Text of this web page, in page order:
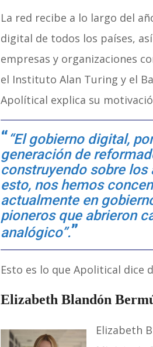
La red recibe a lo largo del
digital de todos los países,
empresas y organizaciones
el Instituto Alan Turing y el
Apolítical explica su
“El gobierno digital,
generación de
construyendo sobre los
esto, nos hemos
actualmente en
pioneros que abrieron
analógico”.
Esto es lo que Apolitical dice
Elizabeth Blandón
Elizabeth